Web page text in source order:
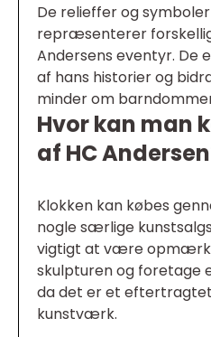
De relieffer og
repræsenterer
Andersens eventyr. De
af hans historier og
minder om
Hvor kan man
af HC
Klokken kan købes
nogle særlige
vigtigt at være
skulpturen og foretage
da det er et
kunstværk.